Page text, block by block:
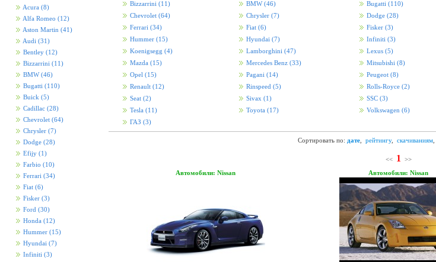
Acura (8)
Alfa Romeo (12)
Aston Martin (41)
Audi (31)
Bentley (12)
Bizzarrini (11)
BMW(46)
Bugatti (110)
Buick (5)
Cadillac (28)
Chevrolet (64)
Chrysler (7)
Dodge (28)
Efijy (1)
Farbio (10)
Ferrari (34)
Fiat (6)
Fisker (3)
Ford (30)
Honda (12)
Hummer (15)
Hyundai (7)
Infiniti (3)
Bizzarrini (11) BMW(46) Bugatti (110)
Chevrolet (64) Chrysler (7) Dodge (28)
Ferrari (34) Fiat (6) Fisker (3)
Hummer (15) Hyundai (7) Infiniti (3)
Koenigsegg (4) Lamborghini (47) Lexus (5)
Mazda (15) Mercedes Benz (33) Mitsubishi (8)
Opel (15) Pagani (14) Peugeot (8)
Renault (12) Rinspeed (5) Rolls-Royce (2)
Seat (2) Sivax (1) SSC (3)
Tesla (11) Toyota (17) Volkswagen (6)
ГАЗ (3)
Сортировать по: дате рейтингу, скачиваниям
<< 1
>>
Автомобили: Nissan
Автомобили: Nissan